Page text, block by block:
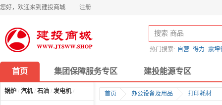
您好，欢迎来到建投商城 注册
热门搜索: 自营 得力 震坤
首页 集团保障服务专区 建投能源专区
锅炉 / 汽机/ 石油 / 发电机/ 首页 办公设备及用品 打印耗材